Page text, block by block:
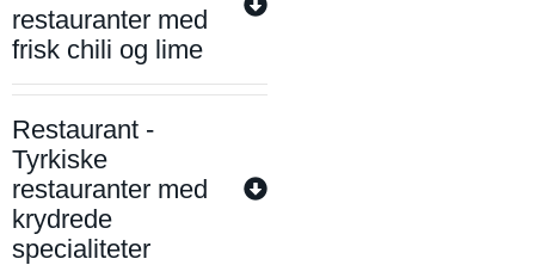
restauranter med
frisk chili og lime
Restaurant -
Tyrkiske
restauranter med
krydrede
specialiteter